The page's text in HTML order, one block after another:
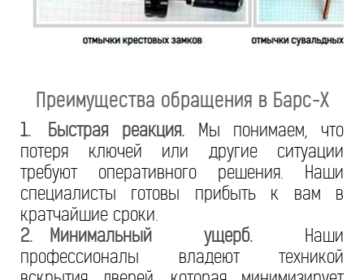
Преимущества обращения в Барс-Х
1. Быстрая реакция.Мы понимаем, что
потеря ключей или другие ситуации
требуют оперативного решения. Наши
специалисты готовы прибыть к вам в
кратчайшие сроки.
2.
Минимальный ущерб. Наши
профессионалы владеют техникой